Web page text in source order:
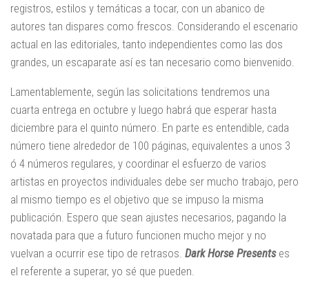
registros, estilos y temáticas a tocar, con un abanico de
autores tan dispares como frescos. Considerando el escenario
actual en las editoriales, tanto independientes como las dos
grandes, un escaparate así es tan necesario como bienvenido.
Lamentablemente, según las solicitations tendremos una
cuarta entrega en octubre y luego habrá que esperar hasta
diciembre para el quinto número. En parte es entendible, cada
número tiene alrededor de 100 páginas, equivalentes a unos 3
ó 4 números regulares, y coordinar el esfuerzo de varios
artistas en proyectos individuales debe ser mucho trabajo, pero
al mismo tiempo es el objetivo que se impuso la misma
publicación. Espero que sean ajustes necesarios, pagando la
novatada para que a futuro funcionen mucho mejor y no
vuelvan a ocurrir ese tipo de retrasos. Dark Horse Presentses
el referente a superar, yo sé que pueden.